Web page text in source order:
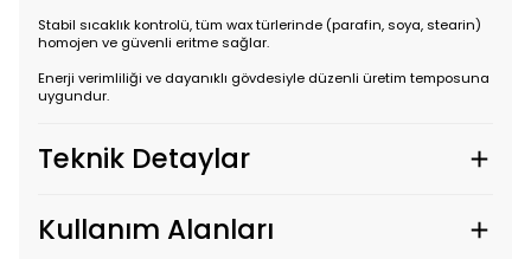
Stabil sıcaklık kontrolü, tüm wax türlerinde (parafin, soya, stearin)
homojen ve güvenli eritme sağlar.
Enerji verimliliği ve dayanıklı gövdesiyle düzenli üretim temposuna
uygundur.
Teknik Detaylar
Kullanım Alanları